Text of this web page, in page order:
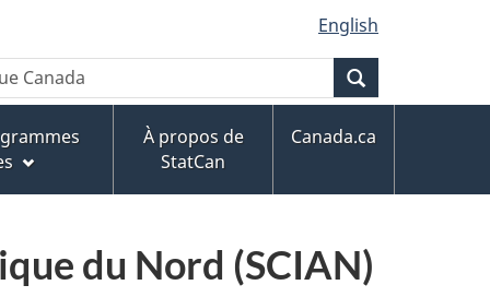
English
À propos de
StatCan
Canada.ca
du Nord (SCIAN)